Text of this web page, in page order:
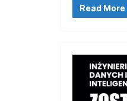
Read More